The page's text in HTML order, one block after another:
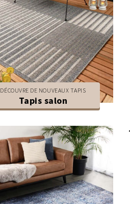
DÉCOUVRE DE NOUVEAUX TAPIS
Tapis salon